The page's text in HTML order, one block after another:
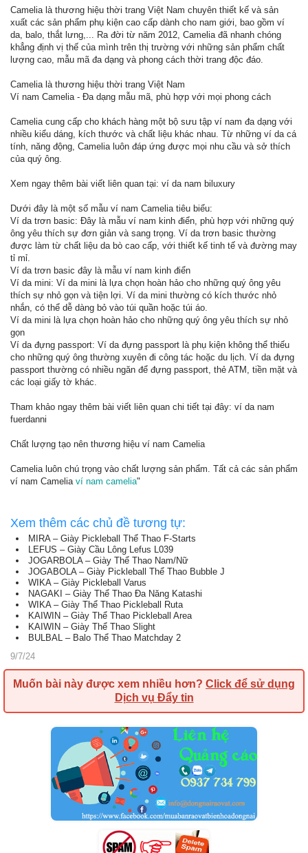
Camelia là thương hiệu thời trang Việt Nam chuyên thiết kế và sản
xuất các sản phẩm phụ kiện cao cấp dành cho nam giới, bao gồm ví
da, balo, thắt lưng,... Ra đời từ năm 2012, Camelia đã nhanh chóng
khẳng định vị thế của mình trên thị trường với những sản phẩm chất
lượng cao, mẫu mã đa dạng và phong cách thời trang độc đáo.
Camelia là thương hiệu thời trang Việt Nam
Ví nam Camelia - Đa dạng mẫu mã, phù hợp với mọi phong cách
Camelia cung cấp cho khách hàng một bộ sưu tập ví nam đa dạng với
nhiều kiểu dáng, kích thước và chất liệu khác nhau. Từ những ví da cá
tính, năng động, Camelia luôn đáp ứng được mọi nhu cầu và sở thích
của quý ông.
Xem ngay thêm bài viết liên quan tại: ví da nam biluxury
Dưới đây là một số mẫu ví nam Camelia tiêu biểu:
Ví da trơn basic: Đây là mẫu ví nam kinh điển, phù hợp với những quý
ông yêu thích sự đơn giản và sang trọng. Ví da trơn basic thường
được làm từ chất liệu da bò cao cấp, với thiết kế tinh tế và đường may
tỉ mỉ.
Ví da trơn basic đây là mẫu ví nam kinh điển
Ví da mini: Ví da mini là lựa chọn hoàn hảo cho những quý ông yêu
thích sự nhỏ gọn và tiện lợi. Ví da mini thường có kích thước nhỏ
nhắn, có thể dễ dàng bỏ vào túi quần hoặc túi áo.
Ví da mini là lựa chọn hoàn hảo cho những quý ông yêu thích sự nhỏ
gọn
Ví da đựng passport: Ví da đựng passport là phụ kiện không thể thiếu
cho những quý ông thường xuyên đi công tác hoặc du lịch. Ví da đựng
passport thường có nhiều ngăn để đựng passport, thẻ ATM, tiền mặt và
các loại giấy tờ khác.
Tham khảo ngay thêm bài viết liên quan chi tiết tại đây: ví da nam
fuerdanni
Chất lượng tạo nên thương hiệu ví nam Camelia
Camelia luôn chú trọng vào chất lượng sản phẩm. Tất cả các sản phẩm
ví nam Camelia ví nam camelia"
Xem thêm các chủ đề tương tự:
MIRA – Giày Pickleball Thể Thao F-Starts
LEFUS – Giày Cầu Lông Lefus L039
JOGARBOLA – Giày Thể Thao Nam/Nữ
JOGABOLA – Giày Pickleball Thể Thao Bubble J
WIKA – Giày Pickleball Varus
NAGAKI – Giày Thể Thao Đa Năng Katashi
WIKA – Giày Thể Thao Pickleball Ruta
KAIWIN – Giày Thể Thao Pickleball Area
KAIWIN – Giày Thể Thao Slight
BULBAL – Balo Thể Thao Matchday 2
9/7/24
Muốn bài này được xem nhiều hơn? Click để sử dụng
Dịch vụ Đẩy tin